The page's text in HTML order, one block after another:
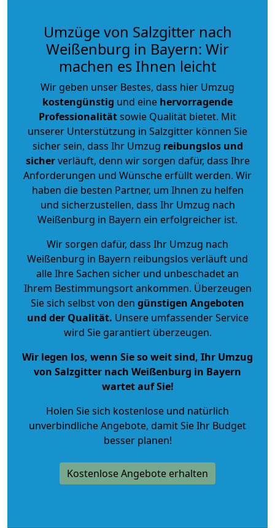
Umzüge von Salzgitter nach
Weißenburg in Bayern: Wir
machen es Ihnen leicht
Wir geben unser Bestes, dass hier Umzug
kostengünstig und eine hervorragende
Professionalitätsowie Qualität bietet. Mit
unserer Unterstützung in Salzgitter können Sie
sicher sein, dass Ihr Umzug reibungslos und
sicherverläuft, denn wir sorgen dafür, dass Ihre
Anforderungen und Wünsche erfüllt werden. Wir
haben die besten Partner, um Ihnen zu helfen
und sicherzustellen, dass Ihr Umzug nach
Weißenburg in Bayern ein erfolgreicher ist.
Wir sorgen dafür, dass Ihr Umzug nach
Weißenburg in Bayern reibungslos verläuft und
alle Ihre Sachen sicher und unbeschadet an
Ihrem Bestimmungsort ankommen. Überzeugen
Sie sich selbst von den günstigen Angeboten
und der Qualität. Unsere umfassender Service
wird Sie garantiert überzeugen.
Wir legen los, wenn Sie so weit sind, Ihr Umzug
von Salzgitter nach Weißenburg in Bayern
wartet auf Sie!
Holen Sie sich kostenlose und natürlich
unverbindliche Angebote, damit Sie Ihr Budget
besser planen!
Kostenlose Angebote erhalten